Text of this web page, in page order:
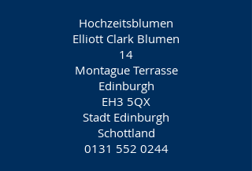
Hochzeitsblumen
Elliott Clark Blumen
14
Montague Terrasse
Edinburgh
EH3 5QX
Stadt Edinburgh
Schottland
0131 552 0244